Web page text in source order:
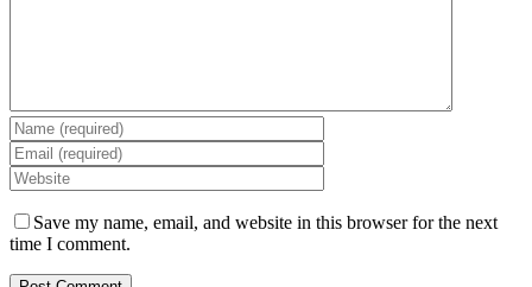
Save my name, email, and website in this browser for the next
time I comment.